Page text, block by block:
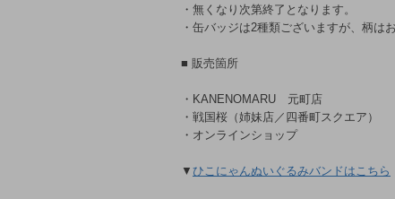
・無くなり次第終了となります。
・缶バッジは2種類ございますが、柄は
■ 販売箇所
・KANENOMARU 元町店
・戦国桜（姉妹店／四番町スクエア）
・オンラインショップ
▼ ひこにゃんぬいぐるみバンドはこちら